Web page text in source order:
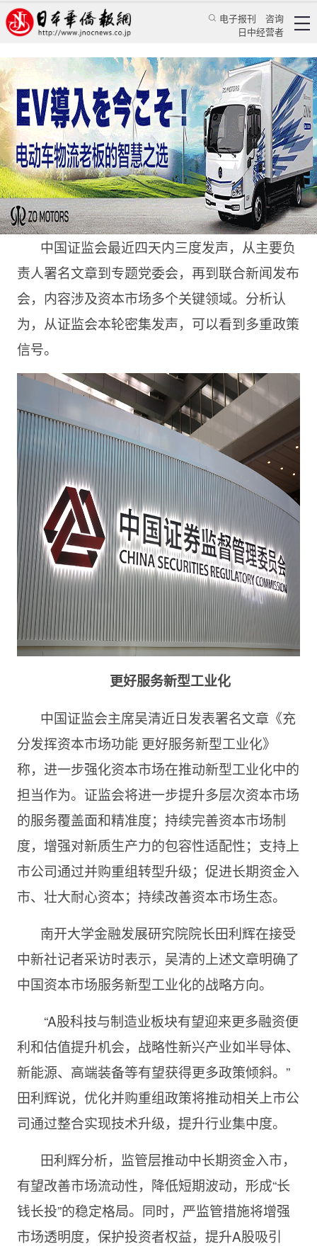
电子报刊
咨询
日中经营者
中国证监会密集发声 释放多重关键信号
陈康亮 特辑 学习天地
中国新闻网 2025/2/27 11:00:09
中国证监会最近四天内三度发声，从主要负
责人署名文章到专题党委会，再到联合新闻发布
会，内容涉及资本市场多个关键领域。分析认
为，从证监会本轮密集发声，可以看到多重政策
信号。
更好服务新型工业化
中国证监会主席吴清近日发表署名文章《充
分发挥资本市场功能 更好服务新型工业化》
称，进一步强化资本市场在推动新型工业化中的
担当作为。证监会将进一步提升多层次资本市场
的服务覆盖面和精准度；持续完善资本市场制
度，增强对新质生产力的包容性适配性；支持上
市公司通过并购重组转型升级；促进长期资金入
市、壮大耐心资本；持续改善资本市场生态。
南开大学金融发展研究院院长田利辉在接受
中新社记者采访时表示，吴清的上述文章明确了
中国资本市场服务新型工业化的战略方向。
“A股科技与制造业板块有望迎来更多融资便
利和估值提升机会，战略性新兴产业如半导体、
新能源、高端装备等有望获得更多政策倾斜。”
田利辉说，优化并购重组政策将推动相关上市公
司通过整合实现技术升级，提升行业集中度。
田利辉分析，监管层推动中长期资金入市，
有望改善市场流动性，降低短期波动，形成“长
钱长投”的稳定格局。同时，严监管措施将增强
市场透明度，保护投资者权益，提升A股吸引